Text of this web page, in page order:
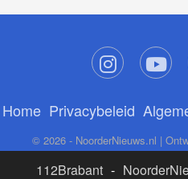
Home Privacybeleid
© 2026 - NoorderNieuws.nl |
112Brabant -